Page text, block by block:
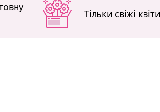
Тільки свіжі квіти